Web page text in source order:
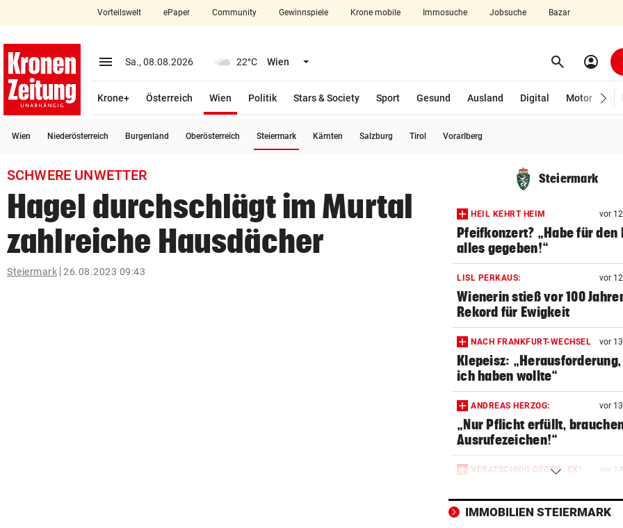
closeSchließen
account_circle Anmelden
arrow_right
Bundesland auswählen
bookmark
search
Suchbegriff
eingeben
Vorteilswelt ePaper Community Gewinnspiele Krone mobile Immosuche Jobsuche Bazar
menu Menü aufklappen
Sa., 08.08.2026 22°C Wien Menü aufklappen search Suchen
account_circle
Krone+ Österreich Wien
Politik
Stars & Society Sport Gesund Ausland Digital Motor
Wien Niederösterreich Burgenland Oberösterreich Steiermark Kärnten Salzburg Tirol Vorarlberg
SCHWERE UNWETTER
Hagel durchschlägt im Murtal
zahlreiche Hausdächer
Steiermark 26.08.2023 09:43
Steiermark
HEIL KEHRT HEIM vor
Pfeifkonzert? „Habe für den
alles gegeben!“
LISL PERKAUS: vor
Wienerin stieß vor 100
Rekord für Ewigkeit
NACH FRANKFURT-WECHSEL vor
Klepeisz:
ich haben wollte“
ANDREAS HERZOG: vor
„Nur Pflicht erfüllt,
Ausrufezeichen!“
VERATSCHNIG GEGEN „EX“ vor
gegen den WAC jubeln!“
IMMOBILIEN STEIERMARK